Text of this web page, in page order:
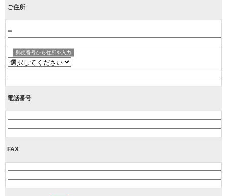
ご住所
〒
郵便番号から住所を入力
電話番号
FAX